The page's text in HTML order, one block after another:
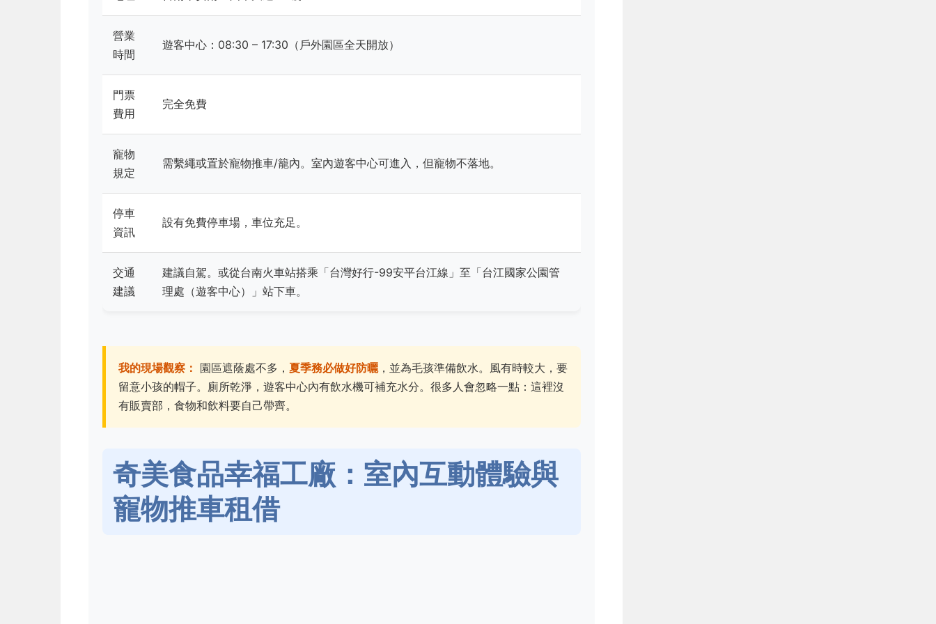
營業
時間
遊客中心：08:30 – 17:30（戶外園區全天開放）
門票
費用
完全免費
寵物
規定
需繫繩或置於寵物推車/籠內。室內遊客中心可進入，但寵物不落地。
停車
資訊
設有免費停車場，車位充足。
交通
建議
建議自駕。或從台南火車站搭乘「台灣好行-99安平台江線」至「台江國家公園管
理處（遊客中心）」站下車。
我的現場觀察： 園區遮蔭處不多， 夏季務必做好防曬，並為毛孩準備飲水。風有時較大，要
留意小孩的帽子。廁所乾淨，遊客中心內有飲水機可補充水分。很多人會忽略一點：這裡沒
有販賣部，食物和飲料要自己帶齊。
奇美食品幸福工廠：室內互動體驗與
寵物推車租借